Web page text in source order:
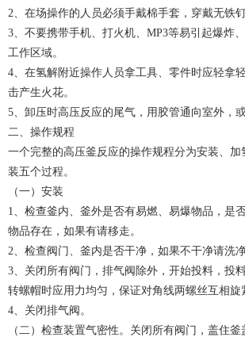
2、在场操作的人员必须手戴棉手套，穿戴无铁钉
3、不要携带手机、打火机、MP3等易引起爆炸
工作区域。
4、在氢解附近操作人员拿工具、零件时应轻拿
击产生火花。
5、卸压时高压反应的尾气，用胶管通向室外，
二、操作规程
一个完整的高压釜反应的操作规程分为安装、加
装五个过程。
（一）安装
1、检查釜内、釜外是否有易燃、易爆物品，是
物品存在，如果有请移走。
2、检查阀门、釜内是否干净，如果不干净请洗净
3、关闭所有阀门，排气阀除外，开始投料，投
转螺帽时应用力均匀，保证对角线两螺丝互相旋
4、关闭排气阀。
（二）检查装置气密性。关闭所有阀门，盖住